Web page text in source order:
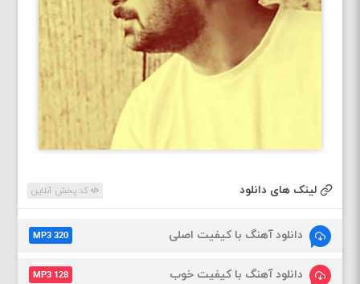
لینک های دانلود کد پخش آنلاین
دانلود آهنگ با کیفیت اصلی MP3 320
دانلود آهنگ با کیفیت خوب MP3 128